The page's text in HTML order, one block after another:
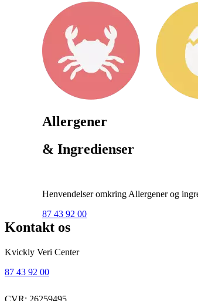
Allergener
& Ingredienser
Henvendelser omkring Allergener og
87 43 92 00
Kontakt os
Kvickly Veri Center
87 43 92 00
CVR: 26259495